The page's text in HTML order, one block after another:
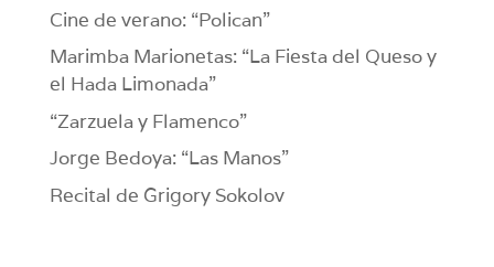
Cine de verano: “Polican”
Marimba Marionetas: “La Fiesta del Queso y
el Hada Limonada”
“Zarzuela y Flamenco”
Jorge Bedoya: “Las Manos”
Recital de Grigory Sokolov